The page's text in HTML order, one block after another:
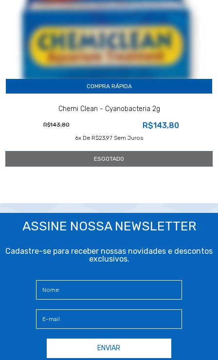
COMPRA RÁPIDA
Chemi Clean - Cyanobacteria 2g
R$143,80 R$143,80
6X De R$23,97 Sem Juros
ESGOTADO
ASSINE NOSSA NEWSLETTER
Cadastre-se para receber nossas novidades e descontos
exclusivos.